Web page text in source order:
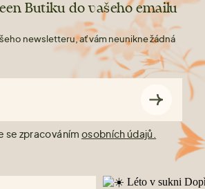
Butiku do vašeho emailu
newsletteru, ať vám neunikne žádná
se zpracováním osobních údajů.